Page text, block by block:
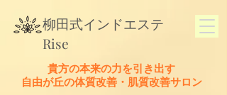
貴方の本来の力を引き出す
​自由が丘の体質改善・肌質改善サロン
​柳田式インドエステ
Rise